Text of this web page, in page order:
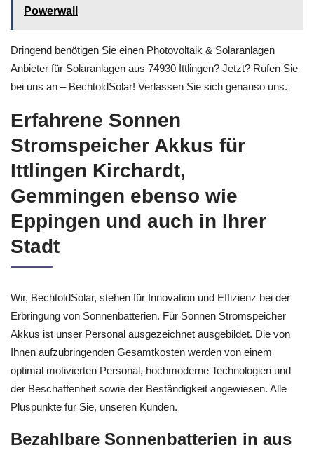
Powerwall
Dringend benötigen Sie einen Photovoltaik & Solaranlagen
Anbieter für Solaranlagen aus 74930 Ittlingen? Jetzt? Rufen Sie
bei uns an – BechtoldSolar! Verlassen Sie sich genauso uns.
Erfahrene Sonnen
Stromspeicher Akkus für
Ittlingen Kirchardt,
Gemmingen ebenso wie
Eppingen und auch in Ihrer
Stadt
Wir, BechtoldSolar, stehen für Innovation und Effizienz bei der
Erbringung von Sonnenbatterien. Für Sonnen Stromspeicher
Akkus ist unser Personal ausgezeichnet ausgebildet. Die von
Ihnen aufzubringenden Gesamtkosten werden von einem
optimal motivierten Personal, hochmoderne Technologien und
der Beschaffenheit sowie der Beständigkeit angewiesen. Alle
Pluspunkte für Sie, unseren Kunden.
Bezahlbare Sonnenbatterien in aus